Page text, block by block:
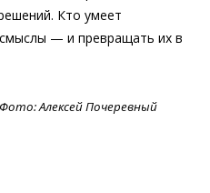
Кто умеет
— и превращать их в
Алексей Почеревный